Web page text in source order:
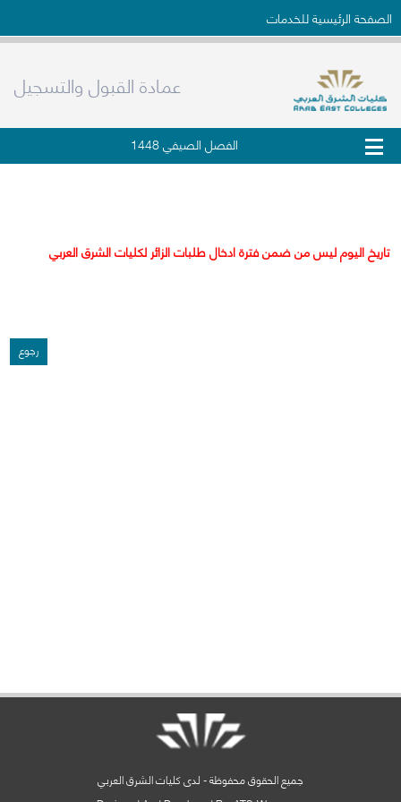
الصفحة الرئيسية للخدمات
عمادة القبول والتسجيل
الفصل الصيفي 1448
تاريخ اليوم ليس من ضمن فترة ادخال طلبات الزائر لكليات الشرق العربي
رجوع
جميع الحقوق محفوظة - لدى كليات الشرق العربي